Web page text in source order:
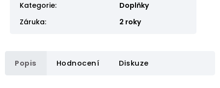
Kategorie:
Doplňky
Záruka: 2 roky
Popis Hodnocení Diskuze